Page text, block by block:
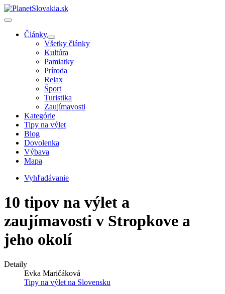
Články
Všetky články
Kultúra
Pamiatky
Príroda
Relax
Šport
Turistika
Zaujímavosti
Kategórie
Tipy na výlet
Blog
Dovolenka
Výbava
Mapa
Vyhľadávanie
10 tipov na výlet a
zaujímavosti v Stropkove a
jeho okolí
Detaily
Evka Maričáková
Tipy na výlet na Slovensku